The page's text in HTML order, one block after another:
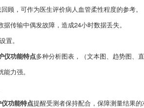
顾，可作为医生评价病人血管柔性程度的参考。
传输中偶发故障，造成24小时数据丢失。
置。
仪功能特点多种分析图表，（文本图、趋势图、
力强。
功能特点提醒受测者保持配合，保障测量结果